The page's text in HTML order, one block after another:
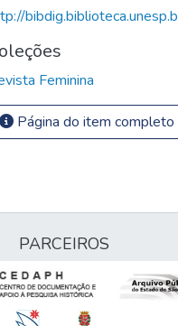
Feminina
Página do item completo
PARCEIROS